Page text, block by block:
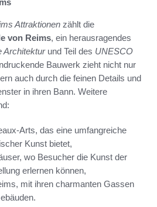
Attraktionen zählt die
von Reims, ein herausragendes
Architekturund Teil des UNESCO
Bauwerk zieht nicht nur
auch durch die feinen Details und
in ihren Bann. Weitere
Arts, das eine umfangreiche
Kunst bietet,
wo Besucher die Kunst der
erlernen können,
mit ihren charmanten Gassen